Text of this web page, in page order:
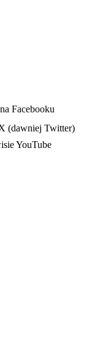
Facebooku
(dawniej Twitter)
YouTube